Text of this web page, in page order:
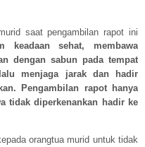
saat pengambilan rapot ini
keadaan sehat, membawa
dengan sabun pada tempat
menjaga jarak dan hadir
Pengambilan rapot hanya
tidak diperkenankan hadir ke
orangtua murid untuk tidak